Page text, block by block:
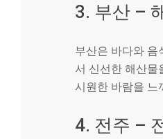
3. 부산 –
부산은 바다와 음
서 신선한 해산물
시원한 바람을 느
4. 전주 –